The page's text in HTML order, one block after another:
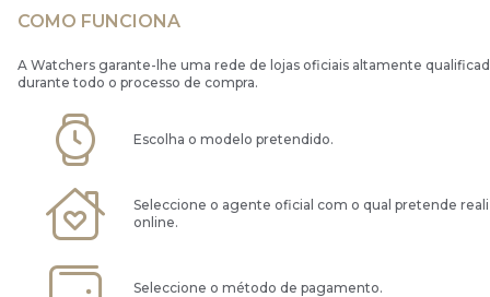
COMO FUNCIONA
A Watchers garante-lhe uma rede de lojas oficiais altamente
durante todo o processo de compra.
Escolha o modelo pretendido.
Seleccione o agente oficial com o qual pretende
online.
Seleccione o método de pagamento.